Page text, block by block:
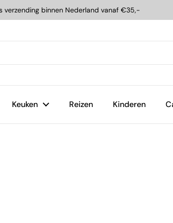
verzending binnen Nederland vanaf €35,-
Keuken Reizen Kinderen